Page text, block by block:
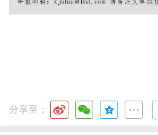
分享至：